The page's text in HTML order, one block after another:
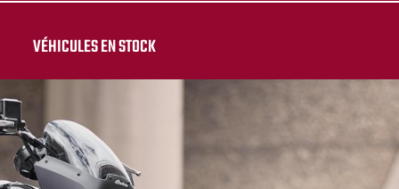
VÉHICULES EN STOCK